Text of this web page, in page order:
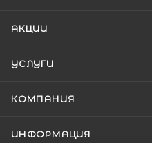
АКЦИИ
УСЛУГИ
КОМПАНИЯ
ИНФОРМАЦИЯ